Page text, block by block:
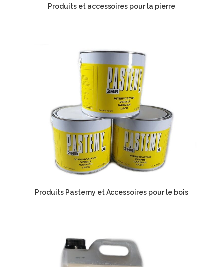
Produits et accessoires pour la pierre
Produits Pastemy et Accessoires pour le bois